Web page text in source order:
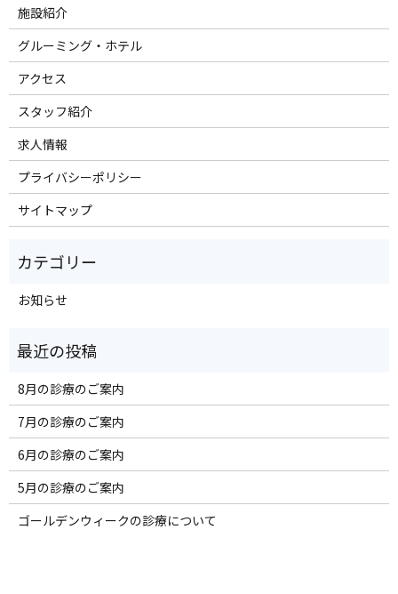
施設紹介
グルーミング・ホテル
アクセス
スタッフ紹介
求人情報
プライバシーポリシー
サイトマップ
お知らせ
8月の診療のご案内
7月の診療のご案内
6月の診療のご案内
5月の診療のご案内
ゴールデンウィークの診療について